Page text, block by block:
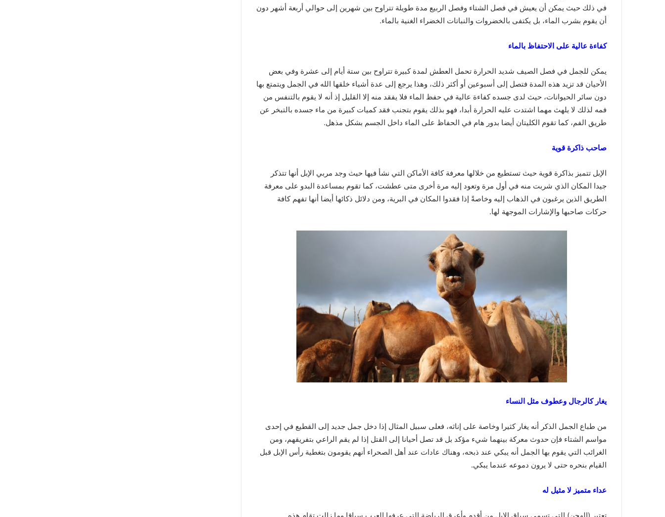
في ذلك حيث يمكن أن يعيش في فصل الشتاء وفصل الربيع مدة طويلة تتراوح بين شهرين إلى حوالي أربعة أشهر دون
أن يقوم بشرب الماء، بل يكتفى بالخضروات والنباتات الخضراء الغنية بالماء.
كفاءة عالية على الاحتفاظ بالماء
يمكن للجمل في فصل الصيف شديد الحرارة تحمل العطش لمدة كبيرة تتراوح بين ستة أيام إلى عشرة وفي بعض
الأحيان قد تزيد هذه المدة فتصل إلى أسبوعين أو أكثر ذلك، وهذا يرجع إلى عدة أشياء خلقها الله في الجمل ويتمتع بها
دون سائر الحيوانات، حيث لدى جسده كفاءة عالية في حفظ الماء فلا يفقد منه إلا القليل إذ أنه لا يقوم بالتنفس من
فمه لذلك لا يلهث مهما اشتدت عليه الحرارة أبدا، فهو بذلك يقوم بتجنب فقد كميات كبيرة من ماء جسده بالتبخر عن
طريق الفم، كما تقوم الكليتان أيضا بدور هام في الحفاظ على الماء داخل الجسم بشكل مذهل.
صاحب ذاكرة قوية
الإبل تتميز بذاكرة قوية حيث تستطيع من خلالها معرفة كافة الأماكن التي نشأ فيها حيث وجد مربي الإبل أنها تتذكر
جيدا المكان الذي شربت منه في أول مرة وتعود إليه مرة أخرى متى عطشت، كما تقوم بمساعدة البدو على معرفة
الطريق الذين يرغبون في الذهاب إليه وخاصةً إذا فقدوا المكان في البرية، ومن دلائل ذكائها أيضا أنها تفهم كافة
حركات صاحبها والإشارات الموجهة لها.
يغار كالرجال وعطوف مثل النساء
من طباع الجمل الذكر أنه يغار كثيرا وخاصة على إناثه، فعلى سبيل المثال إذا دخل جمل جديد إلى القطيع في إحدى
مواسم الشتاء فإن حدوث معركة بينهما شيء مؤكد بل قد تصل أحيانا إلى القتل إذا لم يقم الراعي بتفريقهم، ومن
الغرائب التي يقوم بها الجمل أنه يبكي عند ذبحه، وهناك عادات عند أهل الصحراء أنهم يقومون بتغطية رأس الإبل قبل
القيام بنحره حتى لا يرون دموعه عندما يبكي.
عداء متميز لا مثيل له